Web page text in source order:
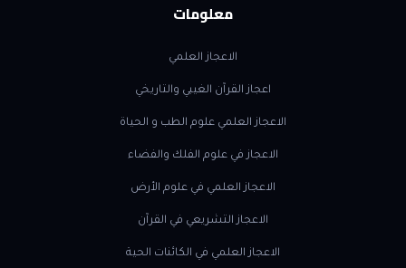
معلومات
الاعجاز العلمي
اعجاز القرآن الغيبي والتاريخي
الاعجاز العلمي علوم الطب و الحياة
الاعجاز في علوم الفلك والفضاء
الاعجاز العلمي في علوم الأرض
الاعجاز التشريعي في القرآن
الاعجاز العلمي في الكائنات الحية